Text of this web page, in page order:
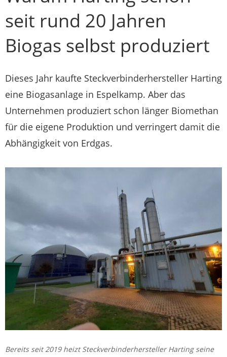
seit rund 20 Jahren
Biogas selbst produziert
Dieses Jahr kaufte Steckverbinderhersteller Harting
eine Biogasanlage in Espelkamp. Aber das
Unternehmen produziert schon länger Biomethan
für die eigene Produktion und verringert damit die
Abhängigkeit von Erdgas.
Bereits seit 2019 heizt Steckverbinderhersteller Harting seine